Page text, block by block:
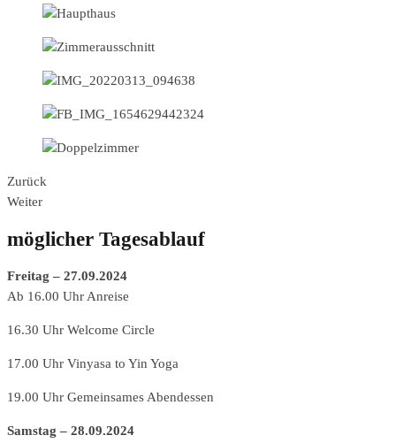
Zurück
Weiter
möglicher Tagesablauf
Freitag – 27.09.2024
Ab 16.00 Uhr Anreise
16.30 Uhr Welcome Circle
17.00 Uhr Vinyasa to Yin Yoga
19.00 Uhr Gemeinsames Abendessen
Samstag – 28.09.2024